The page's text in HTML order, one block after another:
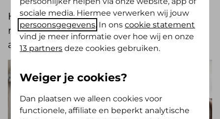
Hieronder vertellen we je waar je
rekening mee kunt houden en wat we
als zorgverzekeraar voor je doen.
sociale media. Hiermee verwerken wij jouw
persoonsgegevens. In onscookie statement
vind je meer informatie over hoe wij en onze
13 partners deze cookies gebruiken.
Weiger je cookies?
Dan plaatsen we alleen cookies voor
functionele, affiliate en beperkt analytische